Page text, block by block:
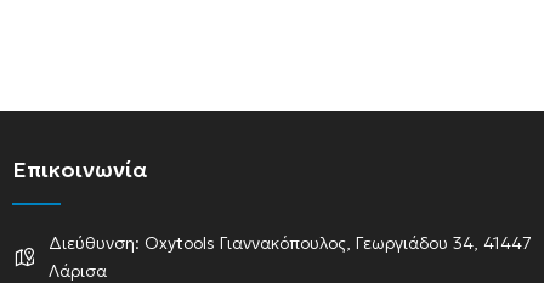
Επικοινωνία
Διεύθυνση: Oxytools Γιαννακόπουλος, Γεωργιάδου 34, 41447
Λάρισα